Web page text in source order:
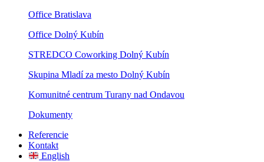
Office Bratislava
Office Dolný Kubín
STREDCO Coworking Dolný Kubín
Skupina Mladí za mesto Dolný Kubín
Komunitné centrum Turany nad Ondavou
Dokumenty
Referencie
Kontakt
English